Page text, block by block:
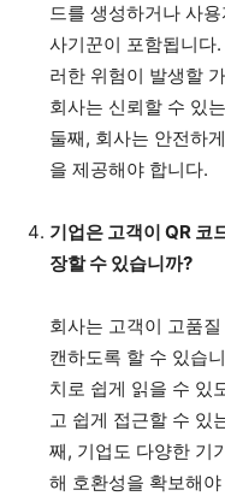
드를 생성하거나 사
사기꾼이 포함됩니다
러한 위험이 발생할
회사는 신뢰할 수 있
둘째, 회사는 안전하
을 제공해야 합니다.
기업은 고객이 QR 코
장할 수 있습니까?
회사는 고객이 고품
캔하도록 할 수 있습
치로 쉽게 읽을 수 있
고 쉽게 접근할 수 있
째, 기업도 다양한 기
해 호환성을 확보해야